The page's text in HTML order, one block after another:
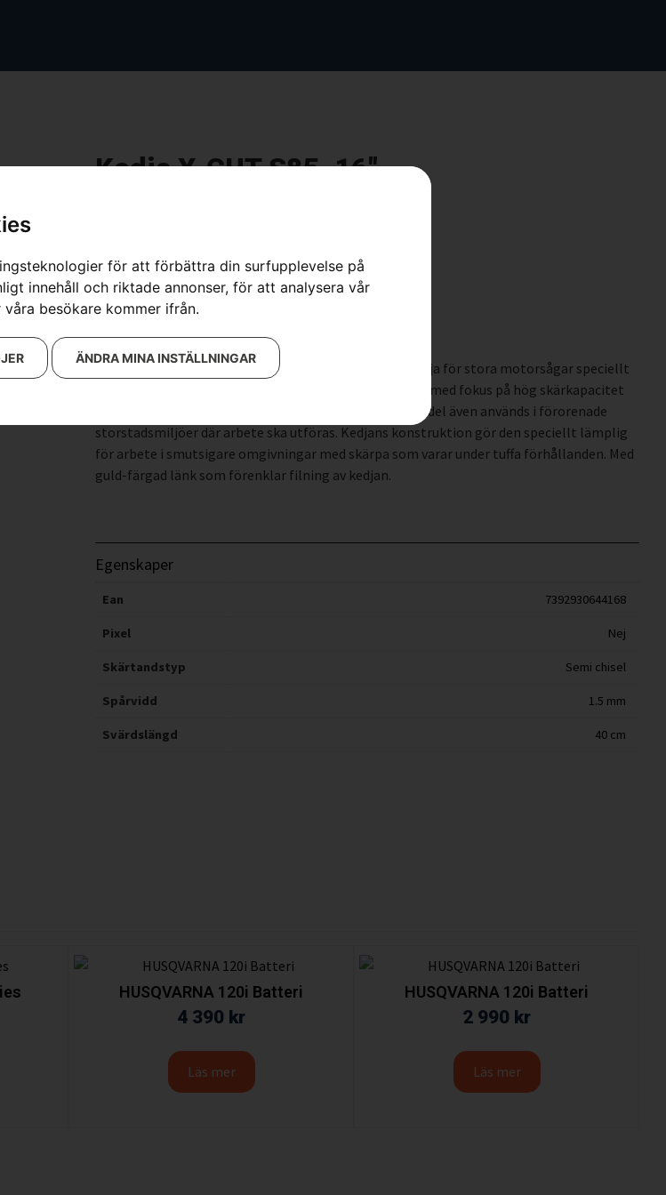
för att förbättra din surfupplevelse på
innehåll och riktade annonser, för att analysera vår
besökare kommer ifrån.
ÄNDRA MINA INSTÄLLNINGAR
Kedja X-CUT S85, 16″
349kr
S85 / 60dl / 3.8″ / 1,5 mm
Husqvarna X-CUT S85 är en semi-chisel 3/8″ 1.5 mm kedja för stora motorsågar speciellt
anpassad för fällning och kapning. Robust utformning med fokus på hög skärkapacitet
och enkelt underhåll. En tillförlitlig kedja som med fördel även används i förorenade
storstadsmiljöer där arbete ska utföras. Kedjans konstruktion gör den speciellt lämplig
för arbete i smutsigare omgivningar med skärpa som varar under tuffa förhållanden. Med
guld-färgad länk som förenklar filning av kedjan.
Egenskaper
Ean 7392930644168
Pixel Nej
Skärtandstyp Semi chisel
Spårvidd 1.5 mm
Svärdslängd 40 cm
HUSQVARNA 120i Batteri
4 390 kr
Läs mer
HUSQVARNA 120i Batteri
2 990 kr
Läs mer